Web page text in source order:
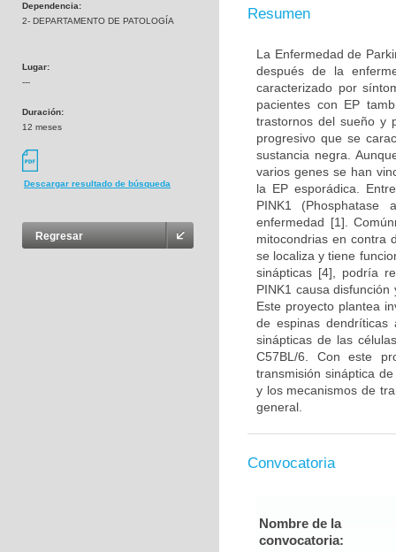
Dependencia:
2- DEPARTAMENTO DE PATOLOGÍA
Lugar:
---
Duración:
12 meses
Descargar resultado de búsqueda
Regresar
Resumen
La Enfermedad de
después de la
caracterizado por
pacientes con EP
trastornos del sueño y
progresivo que se
sustancia negra.
varios genes se han
la EP esporádica.
PINK1
enfermedad [1].
mitocondrias en contra
se localiza y tiene
sinápticas [4], podría
PINK1 causa
Este proyecto plantea
de espinas
sinápticas de las
C57BL/6. Con este
transmisión sináptica
y los mecanismos de
general.
Convocatoria
Nombre de la
convocatoria: